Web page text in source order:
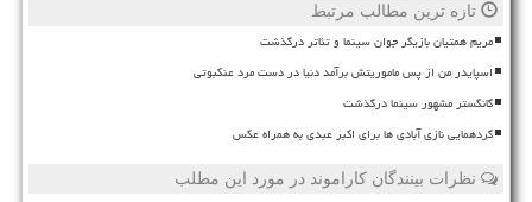
تازه ترین مطالب مرتبط
مریم همتیان بازیگر جوان سینما و تئاتر درگذشت
اسپایدر من از پس ماموریتش برآمد دنیا در دست مرد عنکبوتی
گانگستر مشهور سینما درگذشت
گردهمایی نازی آبادی ها برای اکبر عبدی به همراه عکس
نظرات بینندگان کاراموند در مورد این مطلب